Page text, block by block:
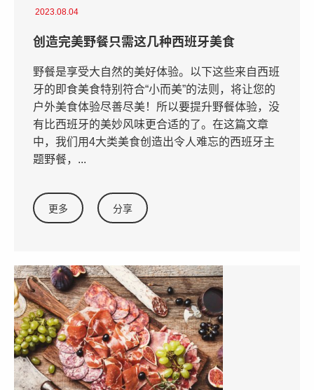
2023.08.04
创造完美野餐只需这几种西班牙美食
野餐是享受大自然的美好体验。以下这些来自西班
牙的即食美食特别符合“小而美”的法则，将让您的
户外美食体验尽善尽美！所以要提升野餐体验，没
有比西班牙的美妙风味更合适的了。在这篇文章
中，我们用4大类美食创造出令人难忘的西班牙主
题野餐，...
更多 分享